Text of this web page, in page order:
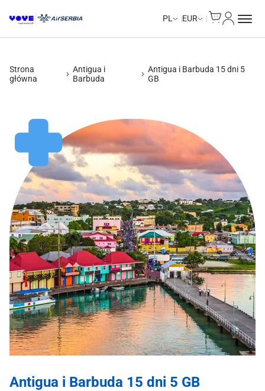
PL EUR
Strona
główna
Antigua i
Barbuda
Antigua i Barbuda 15 dni 5
GB
Antigua i Barbuda 15 dni 5 GB